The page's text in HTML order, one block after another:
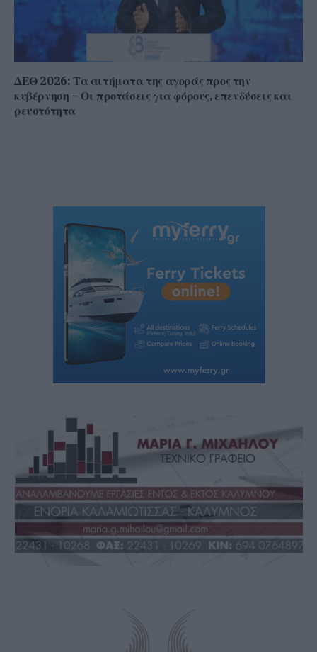
ΔΕΘ 2026: Τα αιτήματα της αγοράς προς την
κυβέρνηση – Οι προτάσεις για φόρους, επενδύσεις και
ρευστότητα